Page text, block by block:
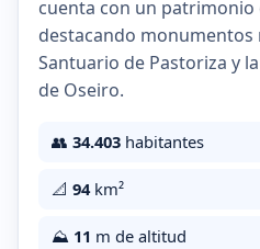
cuenta con un
destacando monumentos
Santuario de Pastoriza y
de Oseiro.
👥 34.403 habitantes
📐 94km²
⛰️ 11 m de altitud